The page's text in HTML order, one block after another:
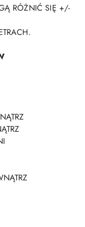
RÓŻNIĆ SIĘ +/-